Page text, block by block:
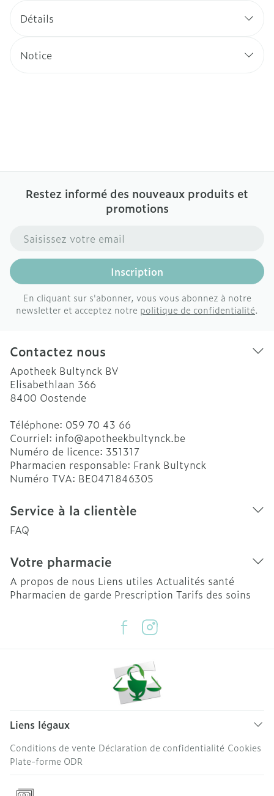
Détails
Notice
Restez informé des nouveaux produits et
promotions
Adresse mail
Inscription
En cliquant sur s'abonner, vous vous abonnez à notre
newsletter et acceptez notre politique de confidentialité.
Contactez nous
Apotheek Bultynck BV
Elisabethlaan 366
8400 Oostende
Téléphone: 059 70 43 66
Courriel: info@apotheekbultynck.be
Numéro de licence: 351317
Pharmacien responsable: Frank Bultynck
Numéro TVA: BE0471846305
Service à la clientèle
FAQ
Votre pharmacie
A propos de nous Liens utiles Actualités santé
Pharmacien de garde Prescription Tarifs des soins
Liens légaux
Conditions de vente Déclaration de confidentialité Cookies
Plate-forme ODR